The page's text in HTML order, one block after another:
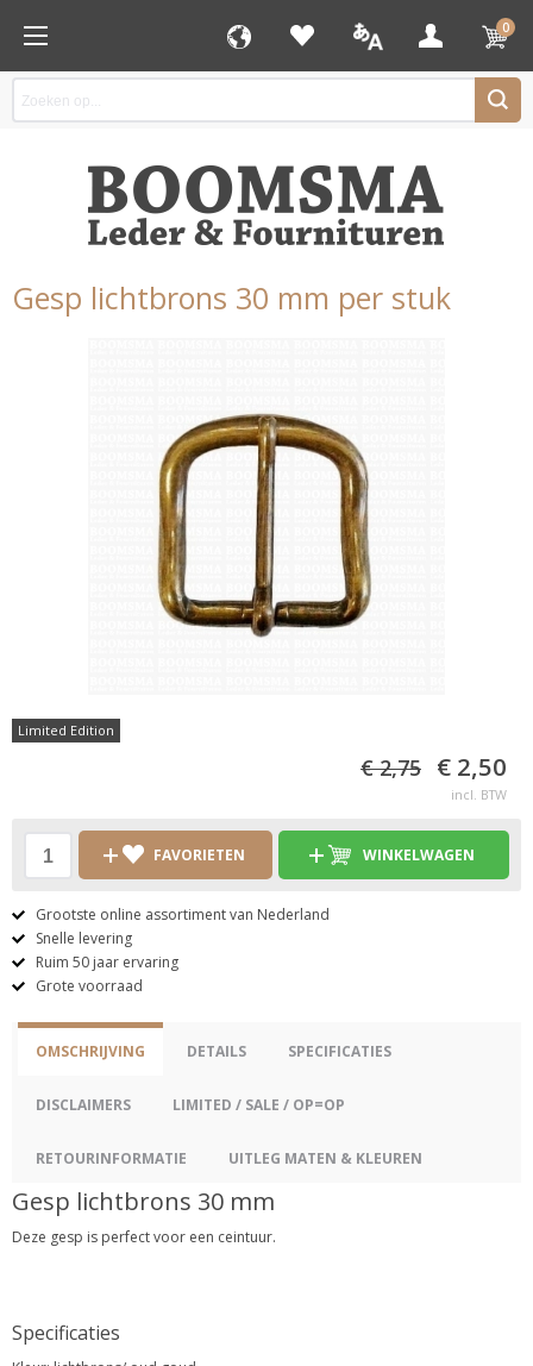
0
Gesp lichtbrons 30 mm per stuk
Limited Edition
€ 2,75 € 2,50
incl. BTW
FAVORIETEN WINKELWAGEN
Grootste online assortiment van Nederland
Snelle levering
Ruim 50 jaar ervaring
Grote voorraad
OMSCHRIJVING DETAILS SPECIFICATIES
DISCLAIMERS LIMITED / SALE / OP=OP
RETOURINFORMATIE UITLEG MATEN & KLEUREN
Gesp lichtbrons 30 mm
Deze gesp is perfect voor een ceintuur.
Specificaties